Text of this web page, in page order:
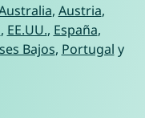
, Austria,
, EE.UU., España,
Bajos, Portugal y